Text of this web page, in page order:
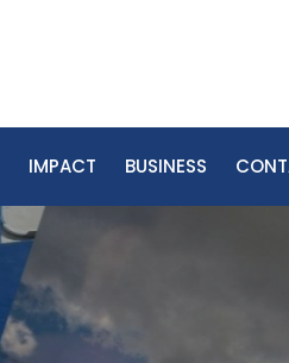
IMPACT BUSINESS